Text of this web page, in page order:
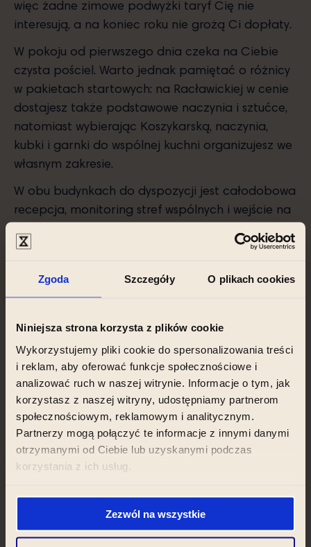
Zgoda Szczegóły O plikach cookies
Niniejsza strona korzysta z plików cookie
Wykorzystujemy pliki cookie do spersonalizowania treści
i reklam, aby oferować funkcje społecznościowe i
analizować ruch w naszej witrynie. Informacje o tym, jak
korzystasz z naszej witryny, udostępniamy partnerom
społecznościowym, reklamowym i analitycznym.
Partnerzy mogą połączyć te informacje z innymi danymi
otrzymanymi od Ciebie lub uzyskanymi podczas
korzystania z ich usług.
Zezwól na wszystkie
więc żadne zimowe podwyżki taryf Cię nie
interesują, a na koniec roku nie grożą Ci dopłaty.
W pokoju od pierwszego dnia czeka na Ciebie
czysta pościel. Warto jednak pamiętać o różnicy
w pakietach startowych: na Racławickiej w cenie
dostajesz także podstawowe naczynia i sztućce,
natomiast wybierając Koszykarską, naczynia,
kubki i garnki do wspólnej kuchni organizujesz we
własnym zakresie.
W obu budynkach do dyspozycji jest całodobowa
recepcja, monitoring stref wspólnych i wejście na
bezpieczne karty magnetyczne. Rezerwację i
formalności załatwiasz komfortowo w pełni
czasu.
Szybka decyzja: Co
ostatecznie wybrać?